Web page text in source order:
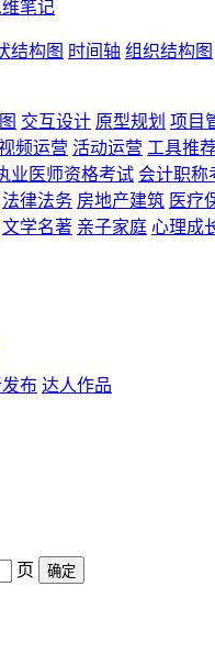
笔记
结构图 时间轴 组织结构图
交互设计 原型规划 项目
频运营 活动运营 工具推
业医师资格考试 会计职称
法律法务 房地产建筑 医疗
文学名著 亲子家庭 心理成
布 达人作品
页 确定